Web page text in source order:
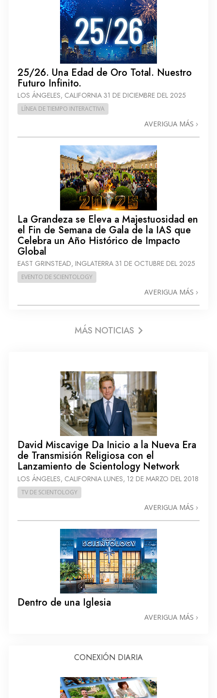
25/26. Una Edad de Oro Total. Nuestro
Futuro Infinito.
LOS ÁNGELES, CALIFORNIA 31 DE DICIEMBRE DEL 2025
LÍNEA DE TIEMPO INTERACTIVA
AVERIGUA MÁS
La Grandeza se Eleva a Majestuosidad en
el Fin de Semana de Gala de la IAS que
Celebra un Año Histórico de Impacto
Global
EAST GRINSTEAD, INGLATERRA 31 DE OCTUBRE DEL 2025
EVENTO DE SCIENTOLOGY
AVERIGUA MÁS
MÁS NOTICIAS
David Miscavige Da Inicio a la Nueva Era
de Transmisión Religiosa con el
Lanzamiento de Scientology Network
LOS ÁNGELES, CALIFORNIA LUNES, 12 DE MARZO DEL 2018
TV DE SCIENTOLOGY
AVERIGUA MÁS
Dentro de una Iglesia
AVERIGUA MÁS
CONEXIÓN DIARIA